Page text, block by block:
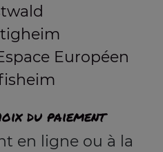
Européen
du paiement
en ligne ou à la